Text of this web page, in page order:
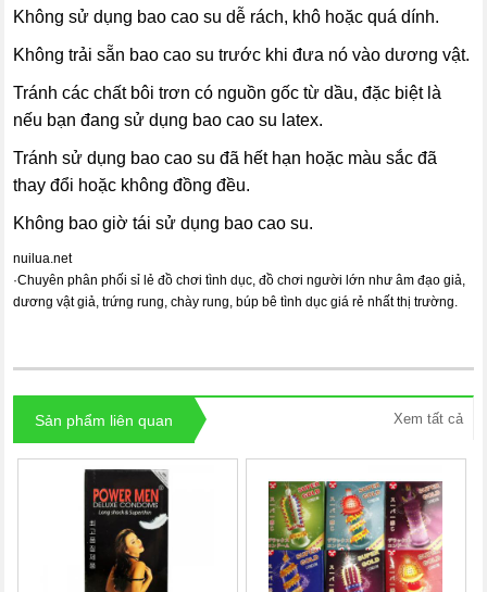
Không sử dụng bao cao su dễ rách, khô hoặc quá dính.
Không trải sẵn bao cao su trước khi đưa nó vào dương vật.
Tránh các chất bôi trơn có nguồn gốc từ dầu, đặc biệt là
nếu bạn đang sử dụng bao cao su latex.
Tránh sử dụng bao cao su đã hết hạn hoặc màu sắc đã
thay đổi hoặc không đồng đều.
Không bao giờ tái sử dụng bao cao su.
nuilua.net
·Chuyên phân phối sỉ lẻ đồ chơi tình dục, đồ chơi người lớn như âm đạo giả,
dương vật giả, trứng rung, chày rung, búp bê tình dục giá rẻ nhất thị trường.
Sản phẩm liên quan Xem tất cả